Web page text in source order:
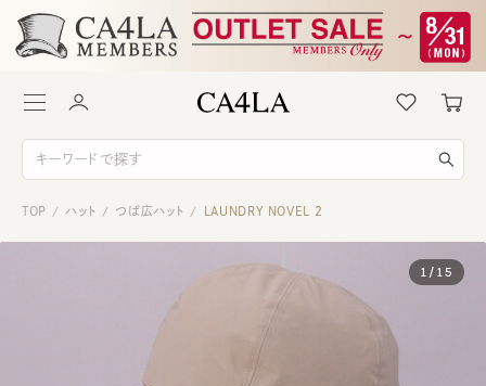
TOP / ハット / つば広ハット / LAUNDRY NOVEL 2
1 / 15